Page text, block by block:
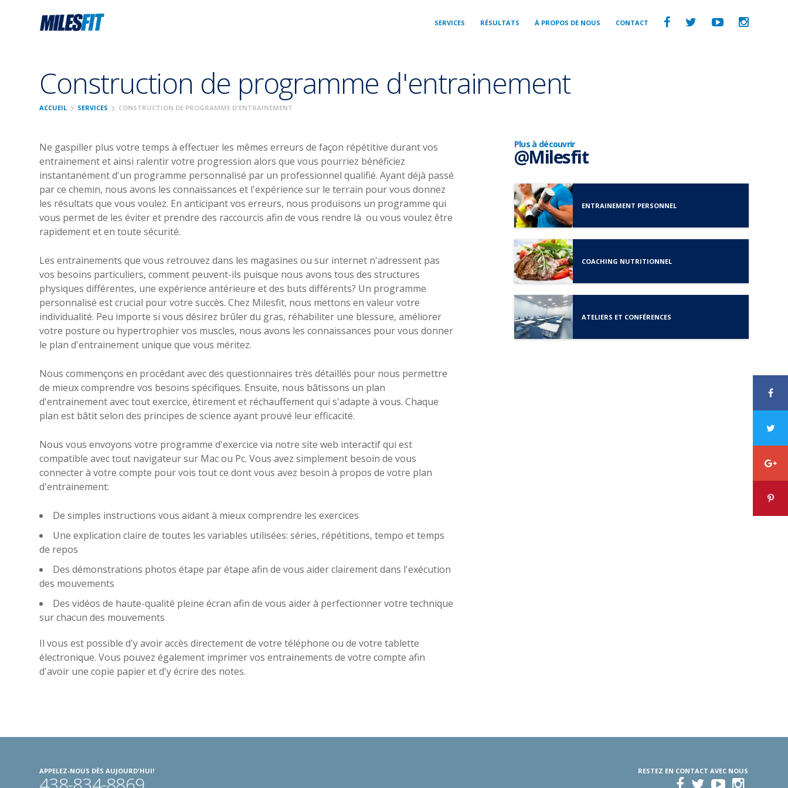
SERVICES RÉSULTATS À PROPOS DE NOUS CONTACT
Construction de programme d'entrainement
ACCUEIL chevron_right SERVICES chevron_right CONSTRUCTION DE PROGRAMME D'ENTRAINEMENT
Ne gaspiller plus votre temps à effectuer les mêmes erreurs de façon répétitive durant vos
entrainement et ainsi ralentir votre progression alors que vous pourriez bénéficiez
instantanément d'un programme personnalisé par un professionnel qualifié. Ayant déjà passé
par ce chemin, nous avons les connaissances et l'expérience sur le terrain pour vous donnez
les résultats que vous voulez. En anticipant vos erreurs, nous produisons un programme qui
vous permet de les éviter et prendre des raccourcis afin de vous rendre là ou vous voulez être
rapidement et en toute sécurité.
Les entrainements que vous retrouvez dans les magasines ou sur internet n'adressent pas
vos besoins particuliers, comment peuvent-ils puisque nous avons tous des structures
physiques différentes, une expérience antérieure et des buts différents? Un programme
personnalisé est crucial pour votre succès. Chez Milesfit, nous mettons en valeur votre
individualité. Peu importe si vous désirez brûler du gras, réhabiliter une blessure, améliorer
votre posture ou hypertrophier vos muscles, nous avons les connaissances pour vous donner
le plan d'entrainement unique que vous méritez.
Nous commençons en procédant avec des questionnaires très détaillés pour nous permettre
de mieux comprendre vos besoins spécifiques. Ensuite, nous bâtissons un plan
d'entrainement avec tout exercice, étirement et réchauffement qui s'adapte à vous. Chaque
plan est bâtit selon des principes de science ayant prouvé leur efficacité.
Nous vous envoyons votre programme d'exercice via notre site web interactif qui est
compatible avec tout navigateur sur Mac ou Pc. Vous avez simplement besoin de vous
connecter à votre compte pour vois tout ce dont vous avez besoin à propos de votre plan
d'entrainement:
De simples instructions vous aidant à mieux comprendre les exercices
Une explication claire de toutes les variables utilisées: séries, répétitions, tempo et temps
de repos
Des démonstrations photos étape par étape afin de vous aider clairement dans l'exécution
des mouvements
Des vidéos de haute-qualité pleine écran afin de vous aider à perfectionner votre technique
sur chacun des mouvements
Il vous est possible d'y avoir accès directement de votre téléphone ou de votre tablette
électronique. Vous pouvez également imprimer vos entrainements de votre compte afin
d'avoir une copie papier et d'y écrire des notes.
Plus à découvrir
@Milesfit
ENTRAINEMENT PERSONNEL
COACHING NUTRITIONNEL
ATELIERS ET CONFÉRENCES
APPELEZ-NOUS DÈS AUJOURD'HUI! RESTEZ EN CONTACT AVEC NOUS